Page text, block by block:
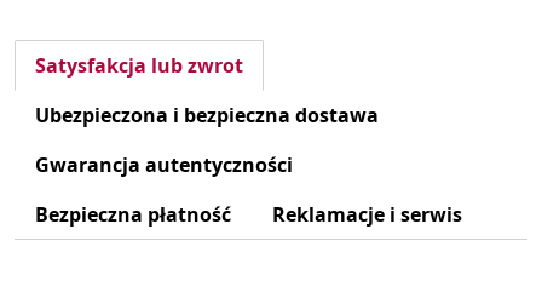
Satysfakcja lub zwrot
Ubezpieczona i bezpieczna dostawa
Gwarancja autentyczności
Bezpieczna płatność
Reklamacje i serwis